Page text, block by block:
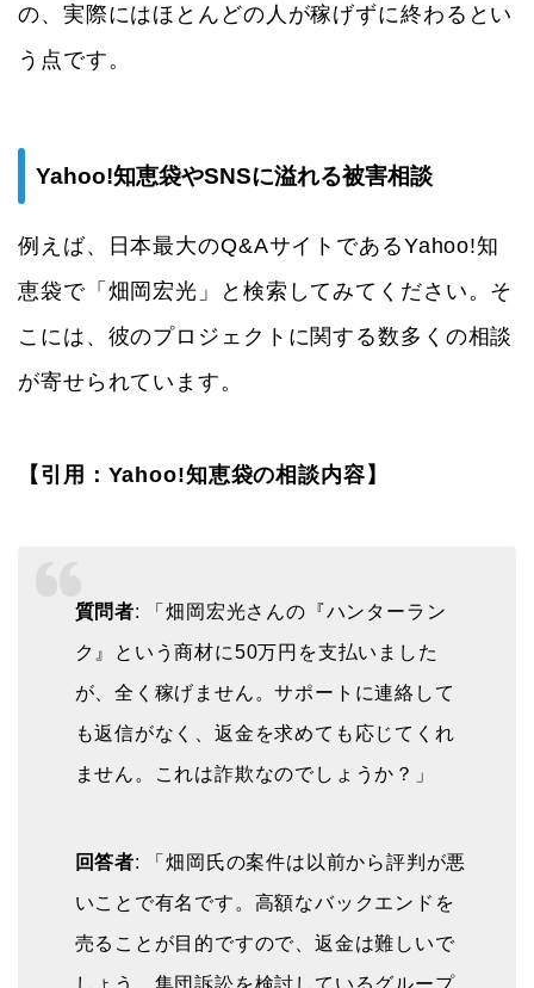
の、実際にはほとんどの人が稼げずに終わるとい
う点です。
Yahoo!知恵袋やSNSに溢れる被害相談
例えば、日本最大のQ&AサイトであるYahoo!知
恵袋で「畑岡宏光」と検索してみてください。そ
こには、彼のプロジェクトに関する数多くの相談
が寄せられています。
【引用：Yahoo!知恵袋の相談内容】
質問者: 「畑岡宏光さんの『ハンターラン
ク』という商材に50万円を支払いました
が、全く稼げません。サポートに連絡して
も返信がなく、返金を求めても応じてくれ
ません。これは詐欺なのでしょうか？」
回答者: 「畑岡氏の案件は以前から評判が悪
いことで有名です。高額なバックエンドを
売ることが目的ですので、返金は難しいで